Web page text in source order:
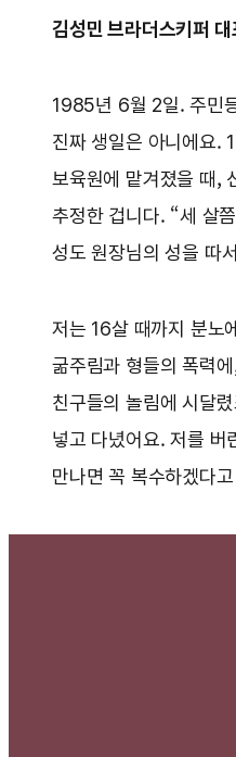
김성민 브라더스키퍼 대
1985년 6월 2일. 주민
진짜 생일은 아니에요.
보육원에 맡겨졌을 때,
추정한 겁니다. “세 살
성도 원장님의 성을 따
저는 16살 때까지 분노
굶주림과 형들의 폭력
친구들의 놀림에 시달
넣고 다녔어요. 저를 버
만나면 꼭 복수하겠다